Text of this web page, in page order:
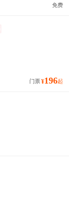
免费
门票¥196起